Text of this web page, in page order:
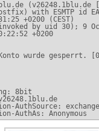
(v26248.1blu.de
with ESMTP id
+0200 (CEST)
by uid 30); 9
+0200
wurde gesperrt.
8bit
AuthSource:
AuthAs: Anonymous